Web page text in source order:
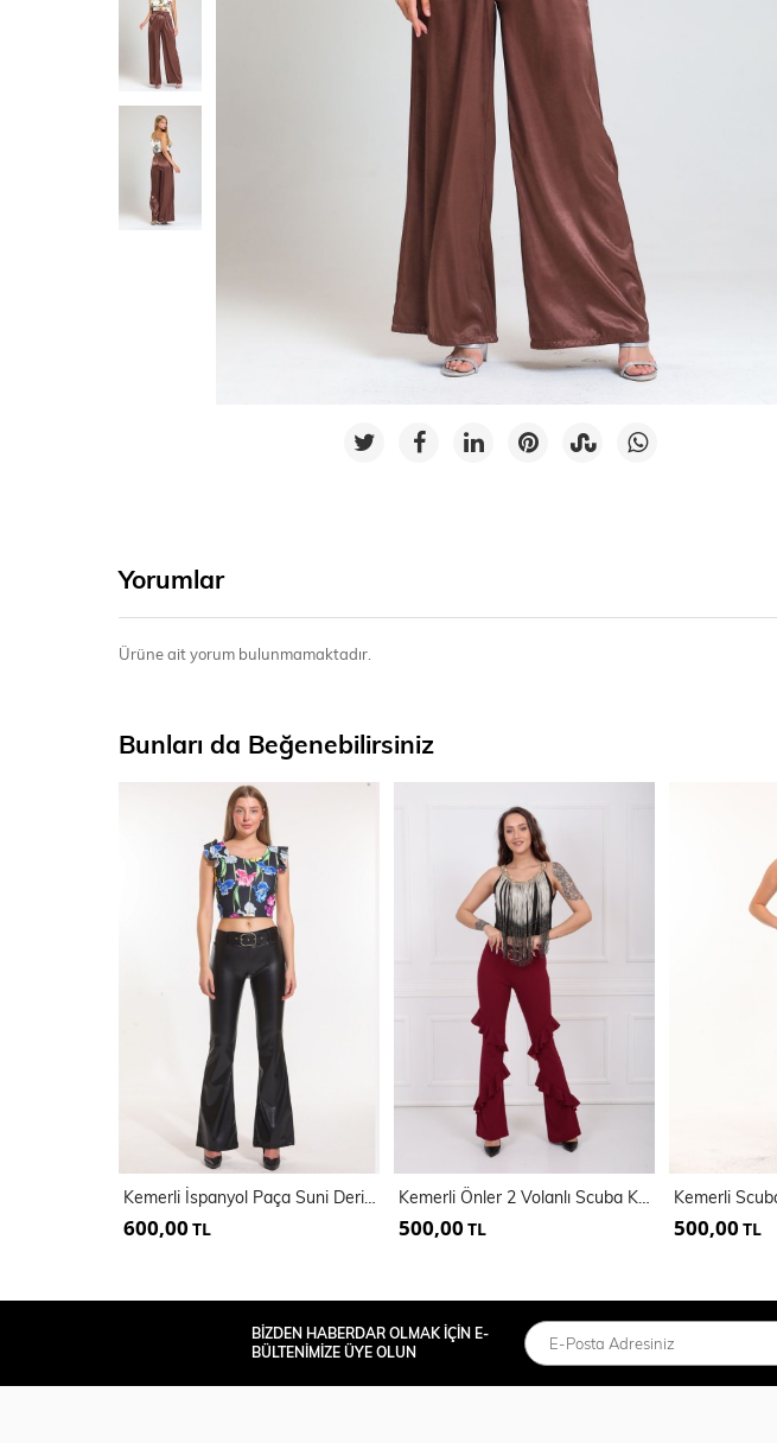
Yorumlar
Ürüne ait yorum bulunmamaktadır.
Bunları da Beğenebilirsiniz
Kemerli İspanyol Paça Suni Deri Pantolon PNT33313
600,00 TL
Kemerli Önler 2 Volanlı Scuba Krep Pantolon
500,00 TL 500,00 TL
BİZDEN HABERDAR OLMAK İÇİN E-
BÜLTENİMİZE ÜYE OLUN